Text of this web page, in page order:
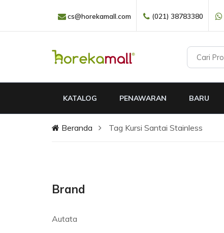
cs@horekamall.com (021) 38783380
KATALOG PENAWARAN BARU
Beranda Tag Kursi Santai Stainless
Brand
Autata